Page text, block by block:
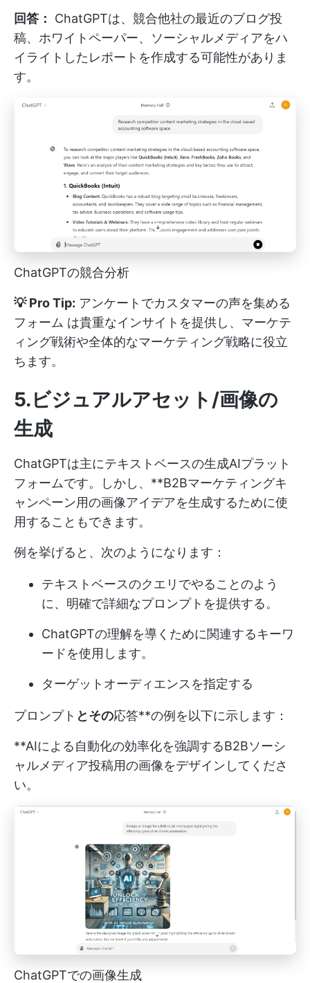
回答：
ChatGPTは、競合他社の最近のブログ投
稿、ホワイトペーパー、ソーシャルメディアをハ
イライトしたレポートを作成する可能性がありま
す。
ChatGPTの競合分析
💡 Pro Tip: アンケートでカスタマーの声を集める
フォーム は貴重なインサイトを提供し、マーケテ
ィング戦術や全体的なマーケティング戦略に役立
ちます。
5.ビジュアルアセット/画像の
生成
ChatGPTは主にテキストベースの生成AIプラット
フォームです。しかし、**B2Bマーケティングキ
ャンペーン用の画像アイデアを生成するために使
用することもできます。
例を挙げると、次のようになります：
テキストベースのクエリでやることのよう
に、明確で詳細なプロンプトを提供する。
ChatGPTの理解を導くために関連するキーワ
ードを使用します。
ターゲットオーディエンスを指定する
プロンプト とその応答**の例を以下に示します：
**AIによる自動化の効率化を強調するB2Bソーシ
ャルメディア投稿用の画像をデザインしてくださ
い。
ChatGPTでの画像生成